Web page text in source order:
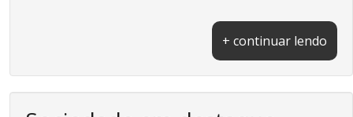
+ continuar lendo